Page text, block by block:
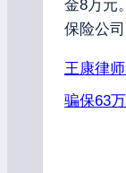
金8万元
保险公
王康律
骗保63